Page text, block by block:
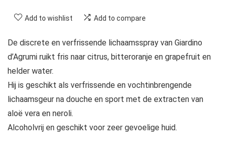
Add to wishlist Add to compare
De discrete en verfrissende lichaamsspray van Giardino
d’Agrumi ruikt fris naar citrus, bitteroranje en grapefruit en
helder water.
Hij is geschikt als verfrissende en vochtinbrengende
lichaamsgeur na douche en sport met de extracten van
aloë vera en neroli.
Alcoholvrij en geschikt voor zeer gevoelige huid.